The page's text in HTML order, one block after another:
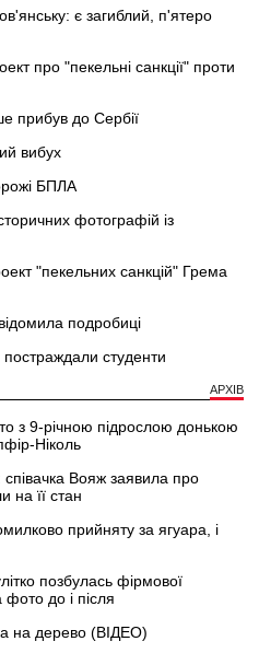
є загиблий, п'ятеро
про "пекельні санкції" проти
прибув до Сербії
вибух
БПЛА
фотографій із
"пекельних санкцій" Грема
подробиці
постраждали студенти
АРХІВ
з 9-річною підрослою донькою
Ніколь
співачка Вояж заявила про
на її стан
прийняту за ягуара, і
позбулась фірмової
фото до і після
на дерево (ВІДЕО)